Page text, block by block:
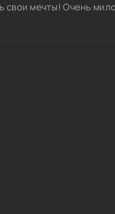
свои мечты! Очень